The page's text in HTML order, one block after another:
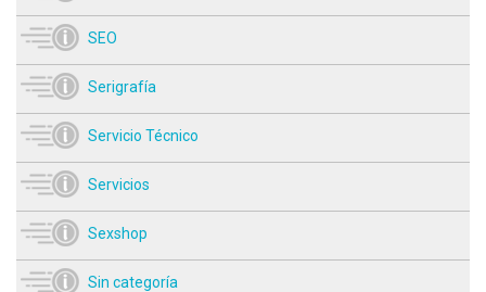
SEO
Serigrafía
Servicio Técnico
Servicios
Sexshop
Sin categoría